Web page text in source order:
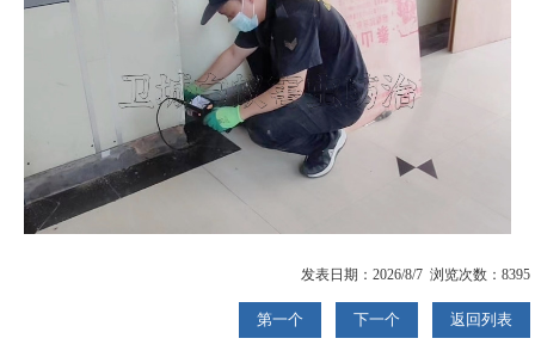
发表日期：2026/8/7 浏览次数：8395
第一个 下一个 返回列表